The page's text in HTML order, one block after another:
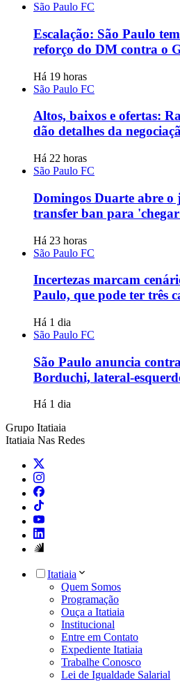
São Paulo FC
Escalação: São Paulo
reforço do DM contra o
Há 19 horas
São Paulo FC
Altos, baixos e ofertas:
dão detalhes da
Há 22 horas
São Paulo FC
Domingos Duarte abre o
transfer ban para
Há 23 horas
São Paulo FC
Incertezas marcam
Paulo, que pode ter três
Há 1 dia
São Paulo FC
São Paulo anuncia
Borduchi, lateral-
Há 1 dia
Grupo Itatiaia
Itatiaia Nas Redes
Itatiaia
Quem Somos
Programação
Ouça a Itatiaia
Institucional
Entre em Contato
Expediente Itatiaia
Trabalhe Conosco
Lei de Igualdade Salarial